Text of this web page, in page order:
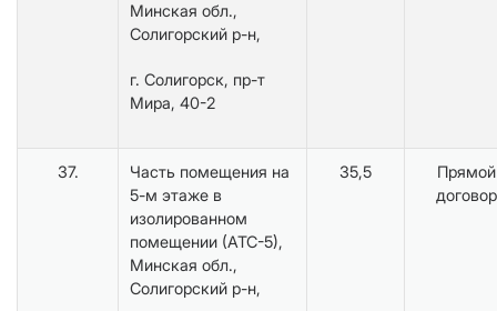
Минская обл.,
Солигорский р-н,
г. Солигорск, пр-т
Мира, 40-2
37.
Часть помещения на
5-м этаже в
изолированном
помещении (АТС-5),
Минская обл.,
Солигорский р-н,
35,5
Прямой
договор